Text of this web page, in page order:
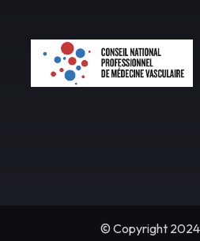
© Copyright